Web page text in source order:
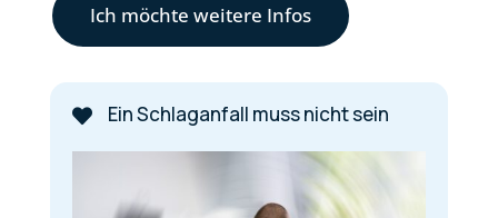
Ich möchte weitere Infos
 Ein Schlaganfall muss nicht sein